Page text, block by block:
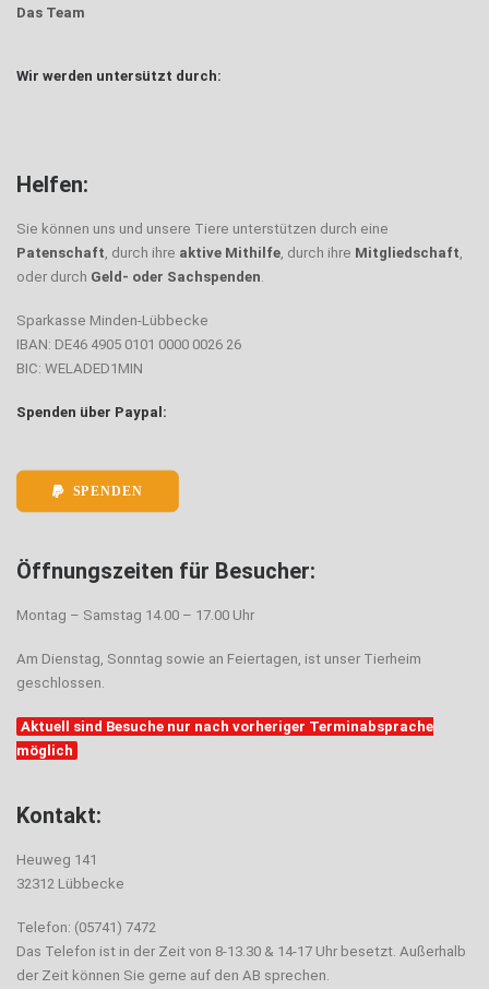
Das Team
Wir werden untersützt durch:
Helfen:
Sie können uns und unsere Tiere unterstützen durch eine
Patenschaft, durch ihre aktive Mithilfe, durch ihre Mitgliedschaft,
oder durch Geld- oder Sachspenden.
Sparkasse Minden-Lübbecke
IBAN: DE46 4905 0101 0000 0026 26
BIC: WELADED1MIN
Spenden über Paypal:
SPENDEN
Öffnungszeiten für Besucher:
Montag – Samstag 14.00 – 17.00 Uhr
Am Dienstag, Sonntag sowie an Feiertagen, ist unser Tierheim
geschlossen.
Aktuell sind Besuche nur nach vorheriger Terminabsprache
möglich
Kontakt:
Heuweg 141
32312 Lübbecke
Telefon: (05741) 7472
Das Telefon ist in der Zeit von 8-13.30 & 14-17 Uhr besetzt. Außerhalb
der Zeit können Sie gerne auf den AB sprechen.